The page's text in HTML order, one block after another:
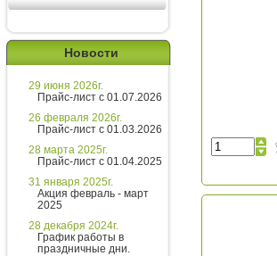
Новости
29 июня 2026г.
Прайс-лист с 01.07.2026
26 февраля 2026г.
Прайс-лист с 01.03.2026
28 марта 2025г.
Прайс-лист с 01.04.2025
31 января 2025г.
Акция февраль - март
2025
28 декабря 2024г.
График работы в
праздничные дни.
Введите сообщение
Ирина
Здравствуйте!
Хотите получить расчет
стоимости за 5 минут?
Напишите мне и я все расскажу
подробно!